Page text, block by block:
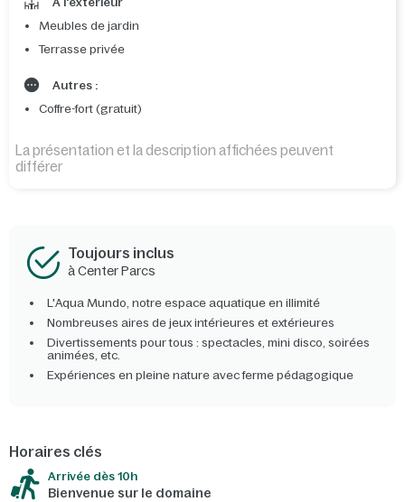
A l'extérieur
Meubles de jardin
Terrasse privée
Autres :
Coffre-fort (gratuit)
La présentation et la description affichées peuvent
différer
Toujours inclus
à Center Parcs
L'Aqua Mundo, notre espace aquatique en illimité
Nombreuses aires de jeux intérieures et extérieures
Divertissements pour tous : spectacles, mini disco, soirées
animées, etc.
Expériences en pleine nature avec ferme pédagogique
Horaires clés
Arrivée dès 10h​
Bienvenue sur le domaine​